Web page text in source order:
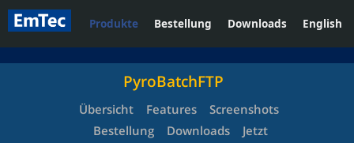
Produkte Bestellung Downloads English
PyroBatchFTP
Übersicht Features
Screenshots
Bestellung
Downloads
Jetzt